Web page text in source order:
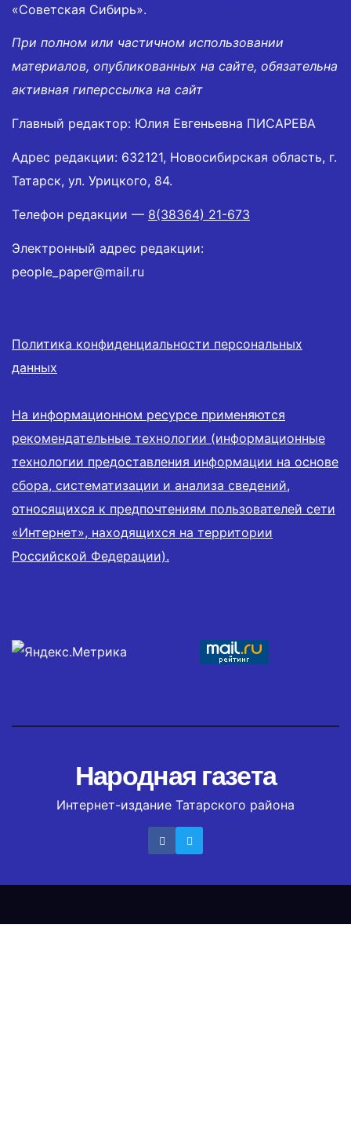
«Советская Сибирь».
При полном или частичном использовании
материалов, опубликованных на сайте, обязательна
активная гиперссылка на сайт
Главный редактор: Юлия Евгеньевна ПИСАРЕВА
Адрес редакции: 632121, Новосибирская область, г.
Татарск, ул. Урицкого, 84.
Телефон редакции — 8(38364) 21-673
Электронный адрес редакции:
people_paper@mail.ru
Политика конфиденциальности персональных
данных
На информационном ресурсе применяются
рекомендательные технологии (информационные
технологии предоставления информации на основе
сбора, систематизации и анализа сведений,
относящихся к предпочтениям пользователей сети
«Интернет», находящихся на территории
Российской Федерации).
Народная газета
Интернет-издание Татарского района